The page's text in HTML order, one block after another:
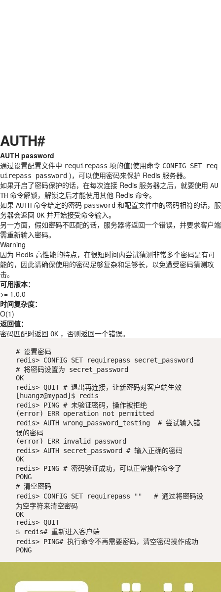
AUTH#
AUTH password
通过设置配置文件中 requirepass 项的值(使用命令 CONFIG SET
req
uirepass
password )，可以使用密码来保护 Redis 服务器。
如果开启了密码保护的话，在每次连接 Redis 服务器之后，就要使用 AU
TH 命令解锁，解锁之后才能使用其他 Redis 命令。
如果 AUTH 命令给定的密码 password 和配置文件中的密码相符的话，服
务器会返回 OK 并开始接受命令输入。
另一方面，假如密码不匹配的话，服务器将返回一个错误，并要求客户端
需重新输入密码。
Warning
因为 Redis 高性能的特点，在很短时间内尝试猜测非常多个密码是有可
能的，因此请确保使用的密码足够复杂和足够长，以免遭受密码猜测攻
击。
可用版本：
>= 1.0.0
时间复杂度：
O(1)
返回值：
密码匹配时返回 OK ，否则返回一个错误。
# 设置密码
redis> CONFIG SET requirepass secret_password
# 将密码设置为 secret_password
OK
redis> QUIT # 退出再连接，让新密码对客户端生效
[huangz@mypad]$ redis
redis> PING # 未验证密码，操作被拒绝
(error) ERR operation not permitted
redis> AUTH wrong_password_testing  # 尝试输入错
误的密码
(error) ERR invalid password
redis> AUTH secret_password # 输入正确的密码
OK
redis> PING # 密码验证成功，可以正常操作命令了
PONG
# 清空密码
redis> CONFIG SET requirepass ""   # 通过将密码设
为空字符来清空密码
OK
redis> QUIT
$ redis# 重新进入客户端
redis> PING# 执行命令不再需要密码，清空密码操作成功
PONG